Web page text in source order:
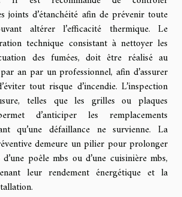
joints d’étanchéité afin de prévenir toute
altérer l’efficacité thermique. Le
technique consistant à nettoyer les
des fumées, doit être réalisé au
an par un professionnel, afin d’assurer
tout risque d’incendie. L’inspection
telles que les grilles ou plaques
d’anticiper les remplacements
qu’une défaillance ne survienne. La
demeure un pilier pour prolonger
poêle mbs ou d’une cuisinière mbs,
leur rendement énergétique et la